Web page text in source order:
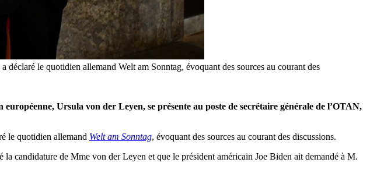
le quotidien allemand Welt am Sonntag, évoquant des sources au courant des
Ursula von der Leyen, se présente au poste de secrétaire générale de l’OTAN,
le quotidien allemand Welt am Sonntag, évoquant des sources au courant des discussions.
candidature de Mme von der Leyen et que le président américain Joe Biden ait demandé à M.